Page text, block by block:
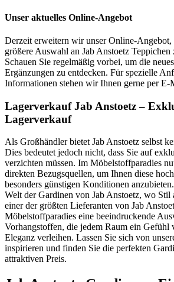
Unser aktuelles Online-Angebot
Derzeit erweitern wir unser Online-Angebot,
größere Auswahl an Jab Anstoetz Teppichen
Schauen Sie regelmäßig vorbei, um die
Ergänzungen zu entdecken. Für spezielle
Informationen stehen wir Ihnen gerne per
Lagerverkauf Jab Anstoetz –
Lagerverkauf
Als Großhändler bietet Jab Anstoetz selbst
Dies bedeutet jedoch nicht, dass Sie auf
verzichten müssen. Im Möbelstoffparadies
direkten Bezugsquellen, um Ihnen diese
besonders günstigen Konditionen
Welt der Gardinen von Jab Anstoetz, wo
einer der größten Lieferanten von Jab
Möbelstoffparadies eine beeindruckende
Vorhangstoffen, die jedem Raum ein Gefühl
Eleganz verleihen. Lassen Sie sich von
inspirieren und finden Sie die perfekten
attraktiven Preis.